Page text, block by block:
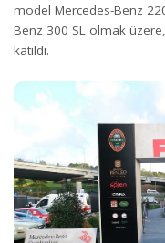
model Mercedes-Benz
Benz 300 SL olmak
katıldı.